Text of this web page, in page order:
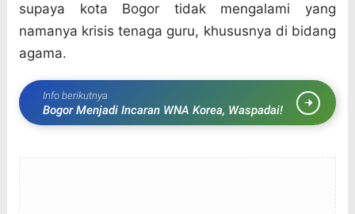
supaya kota Bogor tidak mengalami yang
namanya krisis tenaga guru, khususnya di bidang
agama.
Info berikutnya
Bogor Menjadi Incaran WNA Korea, Waspadai!